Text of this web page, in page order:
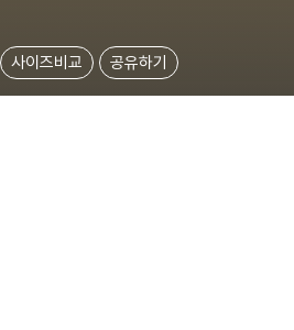
사이즈비교 공유하기